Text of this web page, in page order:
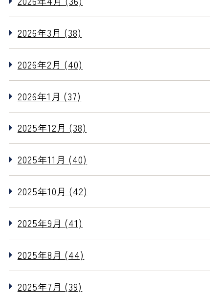
2026年3月 (38)
2026年2月 (40)
2026年1月 (37)
2025年12月 (38)
2025年11月 (40)
2025年10月 (42)
2025年9月 (41)
2025年8月 (44)
2025年7月 (39)